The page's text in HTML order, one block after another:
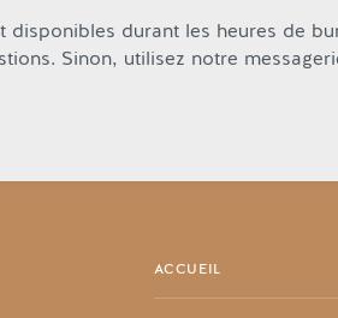
disponibles durant les heures de
Sinon, utilisez notre
ACCUEIL